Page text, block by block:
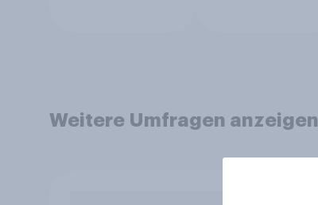
Weitere Umfragen anzeigen